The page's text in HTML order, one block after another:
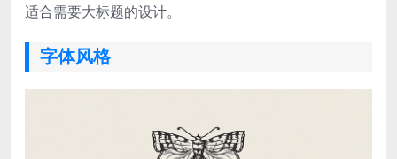
适合需要大标题的设计。
字体风格